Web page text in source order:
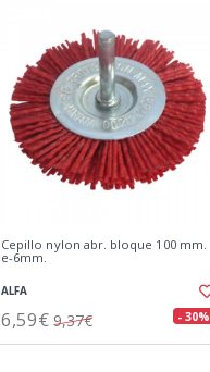
Cepillo nylon abr. bloque 100 mm.
e-6mm.
ALFA
6,59€ 9,37€ - 30%